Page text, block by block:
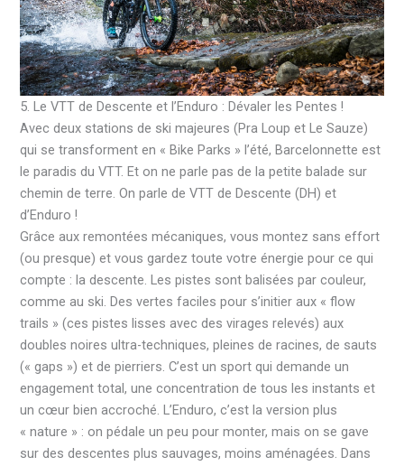
5. Le VTT de Descente et l’Enduro : Dévaler les Pentes !
Avec deux stations de ski majeures (Pra Loup et Le Sauze)
qui se transforment en « Bike Parks » l’été, Barcelonnette est
le paradis du VTT. Et on ne parle pas de la petite balade sur
chemin de terre. On parle de VTT de Descente (DH) et
d’Enduro !
Grâce aux remontées mécaniques, vous montez sans effort
(ou presque) et vous gardez toute votre énergie pour ce qui
compte : la descente. Les pistes sont balisées par couleur,
comme au ski. Des vertes faciles pour s’initier aux « flow
trails » (ces pistes lisses avec des virages relevés) aux
doubles noires ultra-techniques, pleines de racines, de sauts
(« gaps ») et de pierriers. C’est un sport qui demande un
engagement total, une concentration de tous les instants et
un cœur bien accroché. L’Enduro, c’est la version plus
« nature » : on pédale un peu pour monter, mais on se gave
sur des descentes plus sauvages, moins aménagées. Dans